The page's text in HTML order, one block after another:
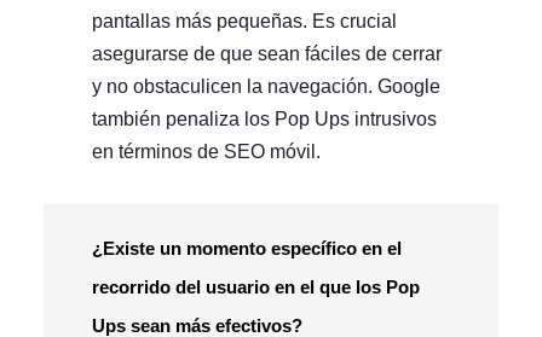
pantallas más pequeñas. Es crucial
asegurarse de que sean fáciles de cerrar
y no obstaculicen la navegación. Google
también penaliza los Pop Ups intrusivos
en términos de SEO móvil.
¿Existe un momento específico en el
recorrido del usuario en el que los Pop
Ups sean más efectivos?